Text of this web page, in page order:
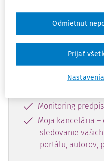
obsahu a
zdarma, stačí
Vďaka
Monitoring
Moja kancelária –
sledovanie
portálu, autorov,
Odmietnut
Prijať